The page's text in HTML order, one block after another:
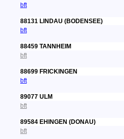
bft
88131 LINDAU (BODENSEE)
bft
88459 TANNHEIM
bft
88699 FRICKINGEN
bft
89077 ULM
bft
89584 EHINGEN (DONAU)
bft